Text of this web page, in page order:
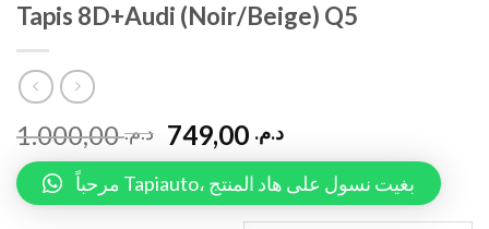
Tapis 8D+Audi (Noir/Beige) Q5
د.م.1.000,00 د.م.
مرحباً Tapiauto، بغيت نسول على هاد المنتج